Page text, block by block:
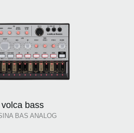
volca bass
BAS ANALOG